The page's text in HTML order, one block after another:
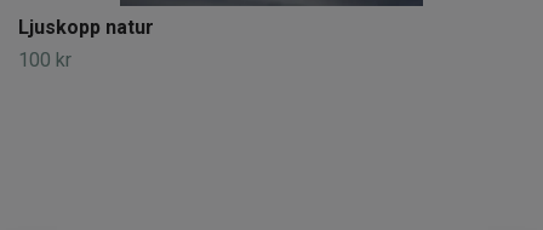
Ljuskopp natur
100 kr